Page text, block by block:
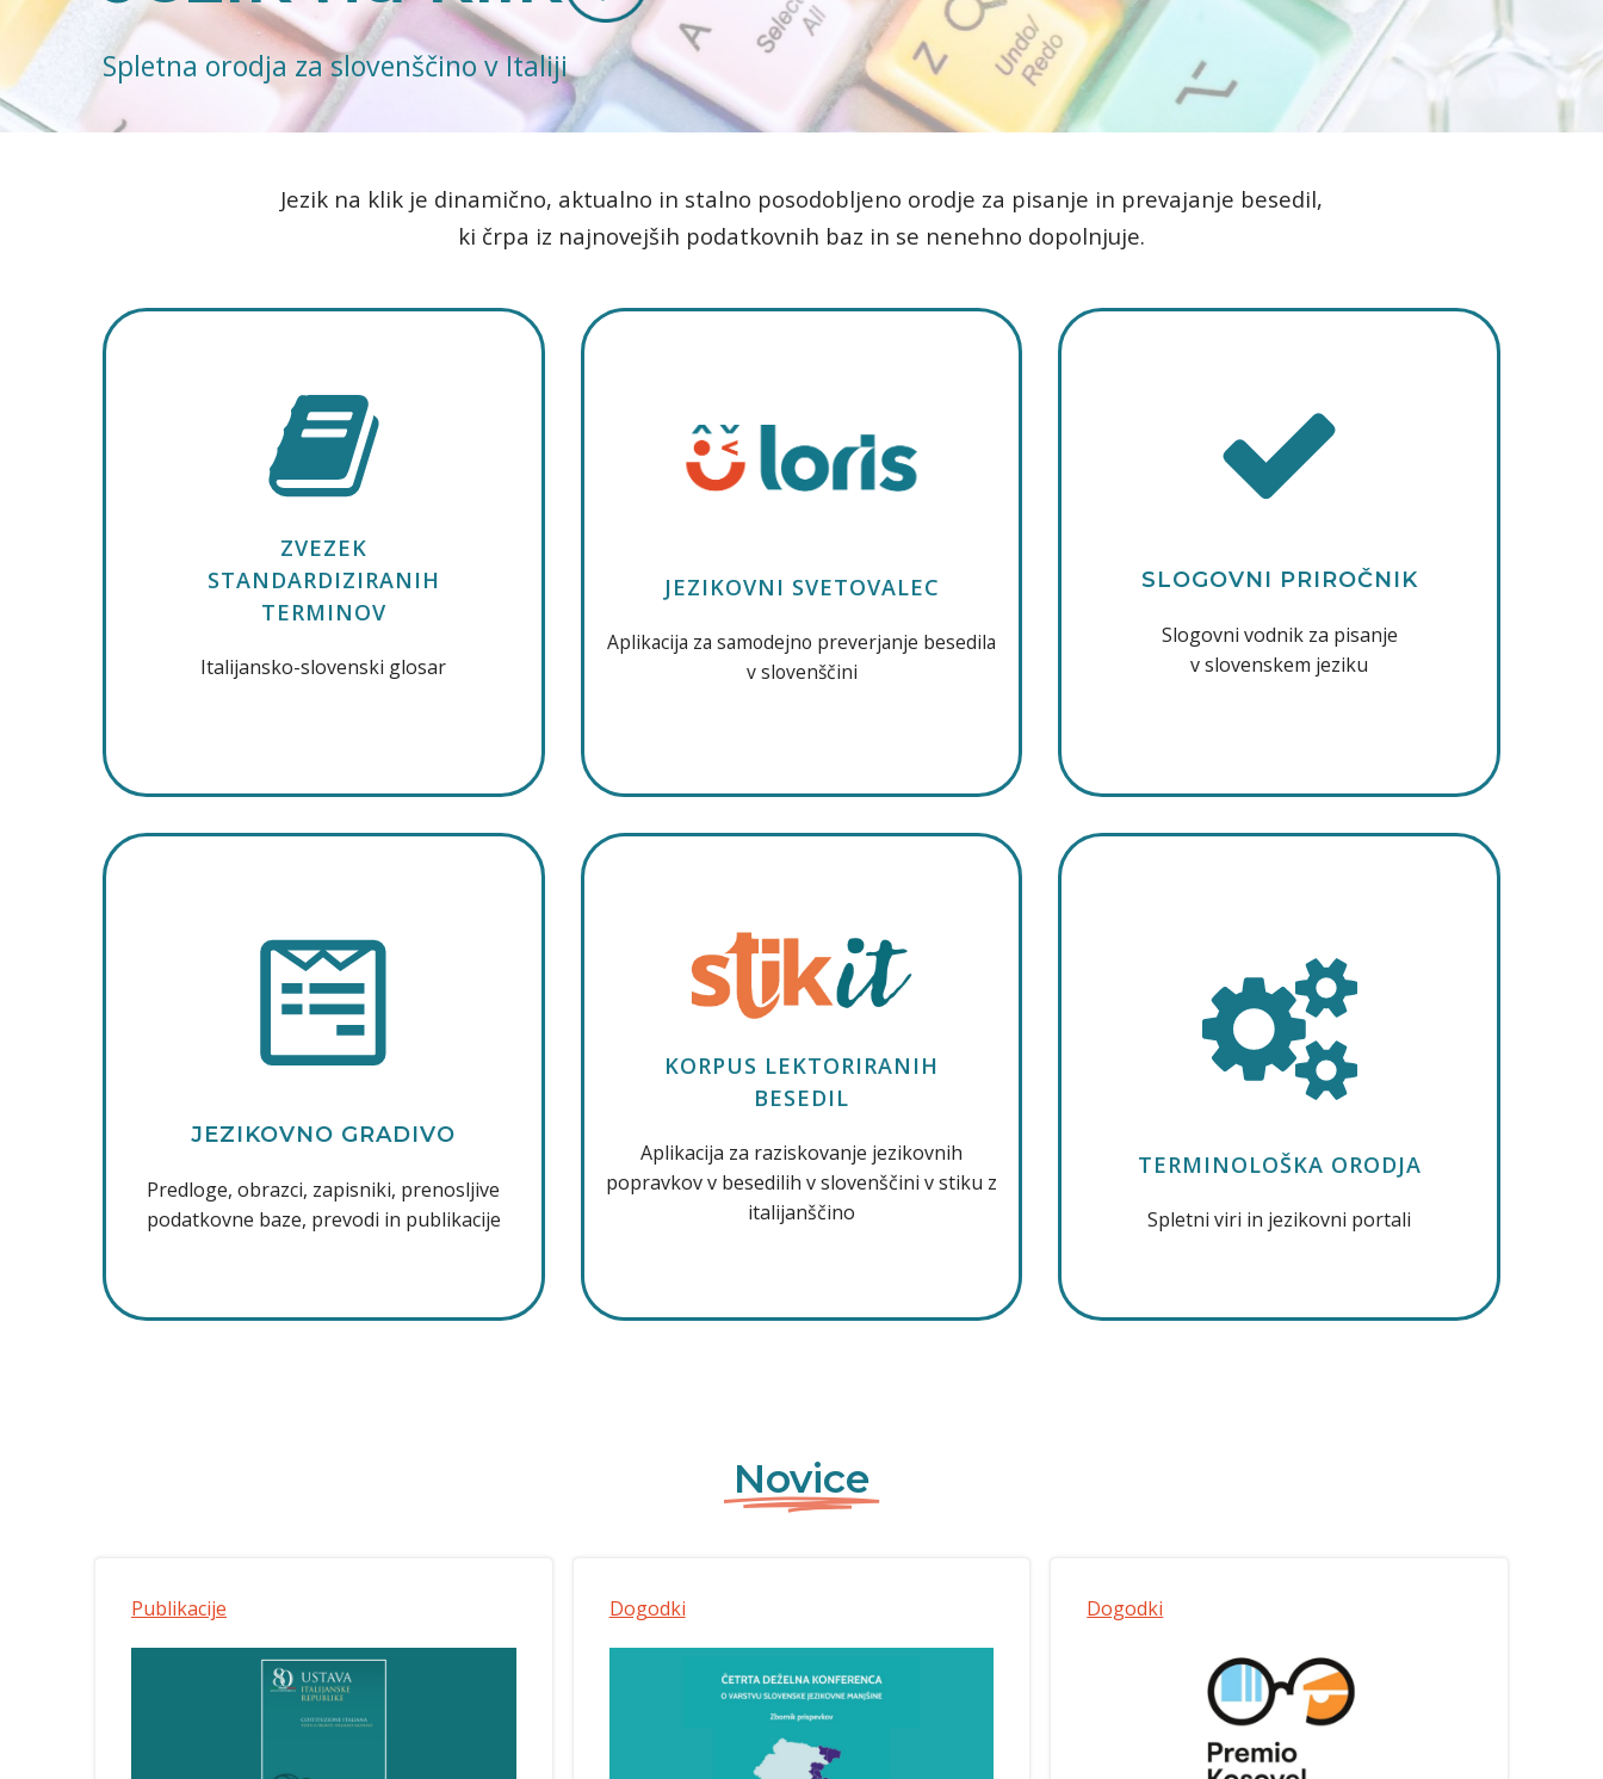
Spletna orodja za slovenščino v Italiji
Jezik na klik je dinamično, aktualno in stalno posodobljeno orodje za pisanje in prevajanje besedil,
ki črpa iz najnovejših podatkovnih baz in se nenehno dopolnjuje.
ZVEZEK
STANDARDIZIRANIH
TERMINOV
Italijansko-slovenski glosar
JEZIKOVNI SVETOVALEC
Aplikacija za samodejno preverjanje besedila
v slovenščini
SLOGOVNI PRIROČNIK
Slogovni vodnik za pisanje
v slovenskem jeziku
JEZIKOVNO GRADIVO
Predloge, obrazci, zapisniki, prenosljive
podatkovne baze, prevodi in publikacije
KORPUS LEKTORIRANIH
BESEDIL
Aplikacija za raziskovanje jezikovnih
popravkov v besedilih v slovenščini v stiku z
italijanščino
TERMINOLOŠKA ORODJA
Spletni viri in jezikovni portali
Novice
Publikacije Dogodki Dogodki